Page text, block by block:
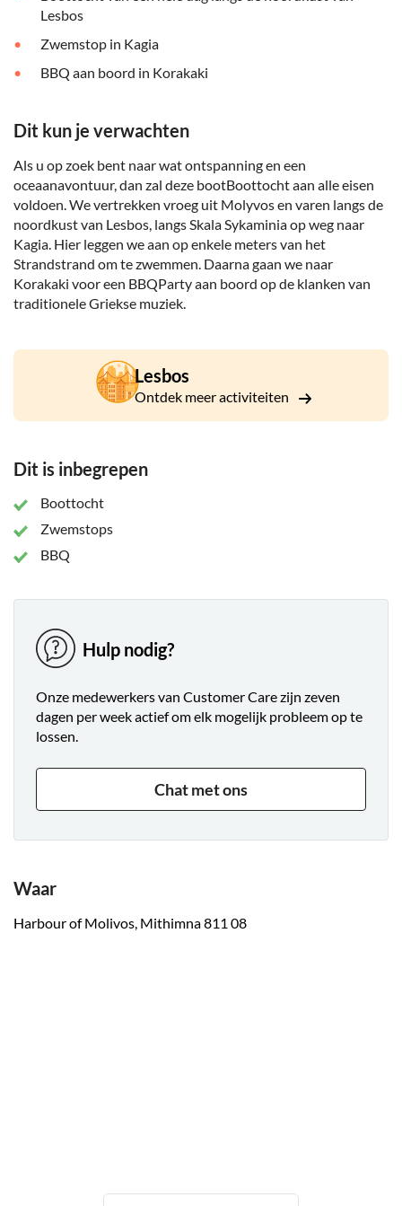
Lesbos
Zwemstop in Kagia
BBQ aan boord in Korakaki
Dit kun je verwachten
Als u op zoek bent naar wat ontspanning en een
oceaanavontuur, dan zal deze bootBoottocht aan alle eisen
voldoen. We vertrekken vroeg uit Molyvos en varen langs de
noordkust van Lesbos, langs Skala Sykaminia op weg naar
Kagia. Hier leggen we aan op enkele meters van het
Strandstrand om te zwemmen. Daarna gaan we naar
Korakaki voor een BBQParty aan boord op de klanken van
traditionele Griekse muziek.
Lesbos
Ontdek meer activiteiten
Dit is inbegrepen
Boottocht
Zwemstops
BBQ
Hulp nodig?
Onze medewerkers van Customer Care zijn zeven
dagen per week actief om elk mogelijk probleem op te
lossen.
Chat met ons
Waar
Harbour of Molivos, Mithimna 811 08